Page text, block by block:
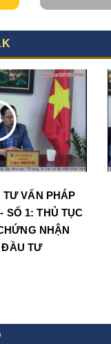
VẤN PHÁP
SỐ 1: THỦ TỤC
NHẬN
TƯ